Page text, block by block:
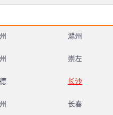
滁州
崇左
长沙
长春